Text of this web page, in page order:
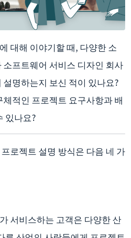
대해 이야기할 때, 다양한 소
소프트웨어 서비스 디자인 회사
명하는지 보신 적이 있나요?
적인 프로젝트 요구사항과 배
있나요?
로젝트 설명 방식은 다음 네 가
서비스하는 고객은 다양한 산